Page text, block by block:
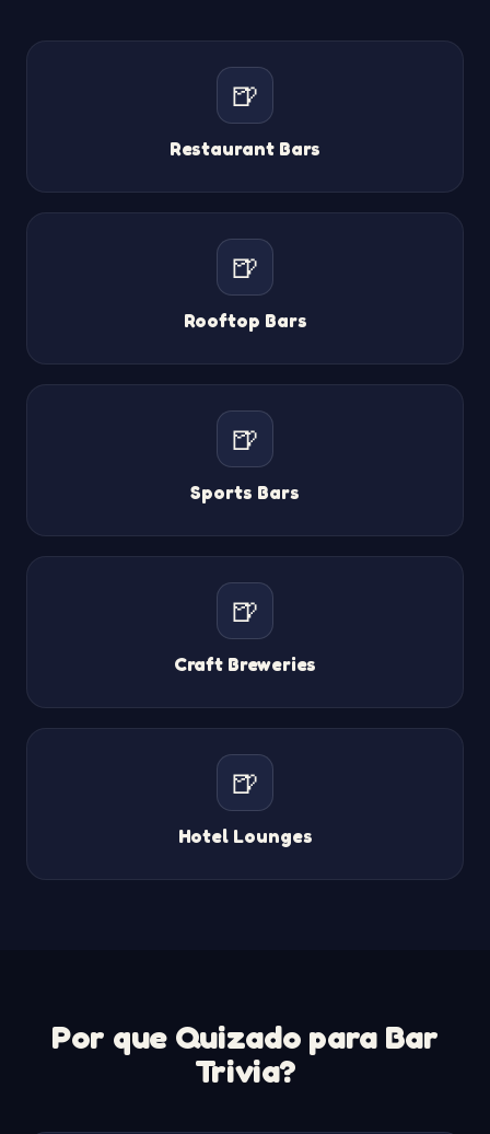
🍺
Restaurant Bars
🍺
Rooftop Bars
🍺
Sports Bars
🍺
Craft Breweries
🍺
Hotel Lounges
Por que Quizado para Bar
Trivia?